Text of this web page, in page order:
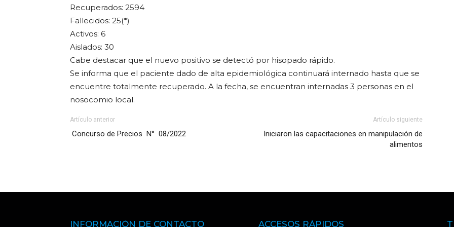
Recuperados: 2594
Fallecidos: 25(*)
Activos: 6
Aislados: 30
Cabe destacar que el nuevo positivo se detectó por hisopado rápido.
Se informa que el paciente dado de alta epidemiológica continuará internado hasta que se
encuentre totalmente recuperado. A la fecha, se encuentran internadas 3 personas en el
nosocomio local.
Artículo anterior
Concurso de Precios N° 08/2022
Artículo siguiente
Iniciaron las capacitaciones en manipulación de
alimentos
INFORMACIÓN DE CONTACTO ACCESOS RÁPIDOS